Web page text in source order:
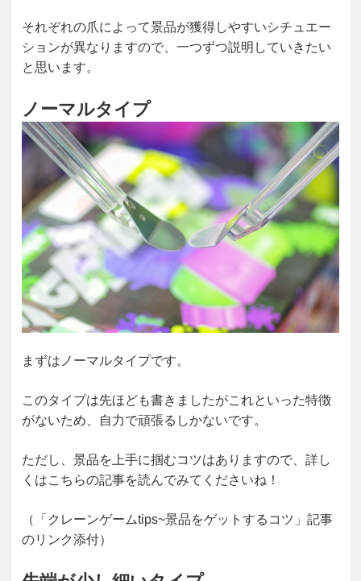
それぞれの爪によって景品が獲得しやすいシチュエー
ションが異なりますので、一つずつ説明していきたい
と思います。
ノーマルタイプ
まずはノーマルタイプです。
このタイプは先ほども書きましたがこれといった特徴
がないため、自力で頑張るしかないです。
ただし、景品を上手に掴むコツはありますので、詳し
くはこちらの記事を読んでみてくださいね！
（「クレーンゲームtips~景品をゲットするコツ」記事
のリンク添付）